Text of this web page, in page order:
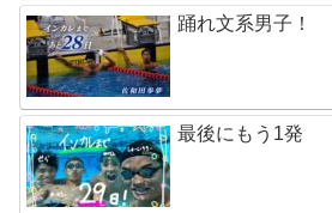
踊れ文系男子！
最後にもう1発